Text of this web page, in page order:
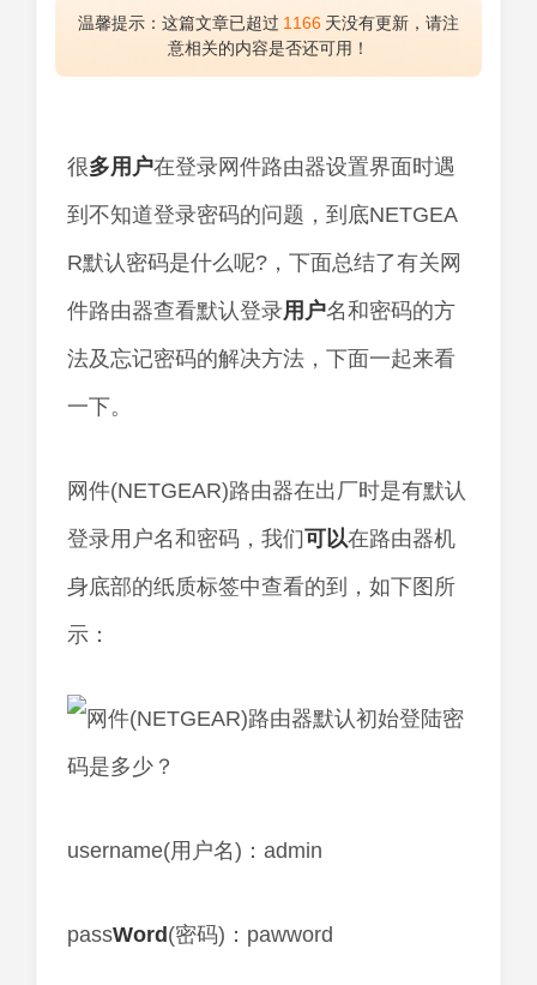
温馨提示：这篇文章已超过 1166 天没有更新，请注
意相关的内容是否还可用！
很多用户在登录网件路由器设置界面时遇
到不知道登录密码的问题，到底NETGEA
R默认密码是什么呢?，下面总结了有关网
件路由器查看默认登录用户名和密码的方
法及忘记密码的解决方法，下面一起来看
一下。
网件(NETGEAR)路由器在出厂时是有默认
登录用户名和密码，我们可以在路由器机
身底部的纸质标签中查看的到，如下图所
示：
username(用户名)：admin
passWord (密码)：pawword